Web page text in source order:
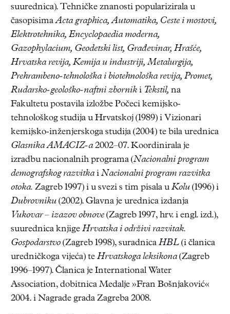
suurednica). Tehničke znanosti popularizirala u
časopisimaActa graphica, Automatika, Ceste i mostovi,
Elektrotehnika, Encyclopaedia moderna,
Gazophylacium, Geodetski list, Građevinar, Hrašće,
Hrvatska revija, Kemija u industriji, Metalurgija,
Prehrambeno-tehnološka i biotehnološka revija, Promet,
Rudarsko-geološko-naftni zbornik i Tekstil, na
Fakultetu postavila izložbe Počeci kemijsko-
tehnološkog studija u Hrvatskoj (1989) i Vizionari
kemijsko-inženjerskoga studija (2004) te bila urednica
Glasnika AMACIZ-a2002–07. Koordinirala je
izradbu nacionalnih programa (Nacionalni program
demografskog razvitkai Nacionalni program razvitka
otoka. Zagreb 1997) i u svezi s tim pisala u Kolu (1996) i
Dubrovniku (2002). Glavna je urednica izdanja
Vukovar – izazov obnove (Zagreb 1997, hrv. i engl. izd.),
suurednica knjige Hrvatskai održivi razvitak.
Gospodarstvo (Zagreb 1998), suradnica HBL (i članica
uredničkoga vijeća) te Hrvatskoga leksikona(Zagreb
1996–1997). Članica je International Water
Association, dobitnica Medalje »Fran Bošnjaković«
2004. i Nagrade grada Zagreba 2008.